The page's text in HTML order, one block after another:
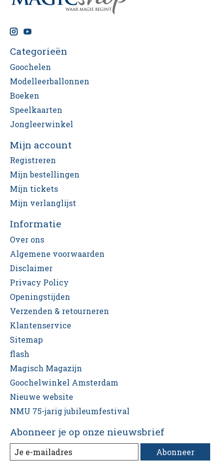
Categorieën
Goochelen
Modelleerballonnen
Boeken
Speelkaarten
Jongleerwinkel
Mijn account
Registreren
Mijn bestellingen
Mijn tickets
Mijn verlanglijst
Informatie
Over ons
Algemene voorwaarden
Disclaimer
Privacy Policy
Openingstijden
Verzenden & retourneren
Klantenservice
Sitemap
flash
Magisch Magazijn
Goochelwinkel Amsterdam
Nieuwe website
NMU 75-jarig jubileumfestival
Abonneer je op onze nieuwsbrief
Abonneer